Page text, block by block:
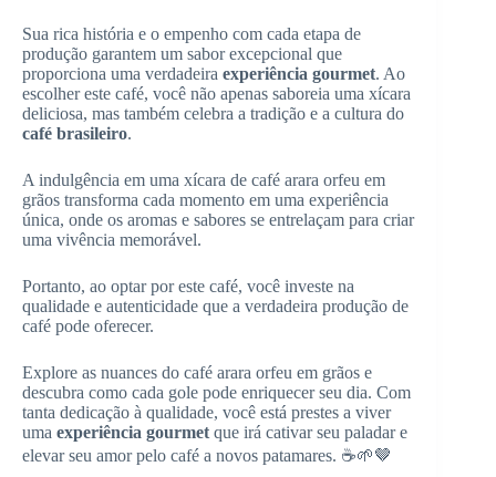
Sua rica história e o empenho com cada etapa de
produção garantem um sabor excepcional que
proporciona uma verdadeira experiência gourmet. Ao
escolher este café, você não apenas saboreia uma xícara
deliciosa, mas também celebra a tradição e a cultura do
café brasileiro.
A indulgência em uma xícara de café arara orfeu em
grãos transforma cada momento em uma experiência
única, onde os aromas e sabores se entrelaçam para criar
uma vivência memorável.
Portanto, ao optar por este café, você investe na
qualidade e autenticidade que a verdadeira produção de
café pode oferecer.
Explore as nuances do café arara orfeu em grãos e
descubra como cada gole pode enriquecer seu dia. Com
tanta dedicação à qualidade, você está prestes a viver
uma experiência gourmet que irá cativar seu paladar e
elevar seu amor pelo café a novos patamares. ☕🌱🤎